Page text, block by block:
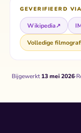
GEVERIFIEERD VIA
Wikipedia↗
Volledige
Bijgewerkt13 mei 2026·